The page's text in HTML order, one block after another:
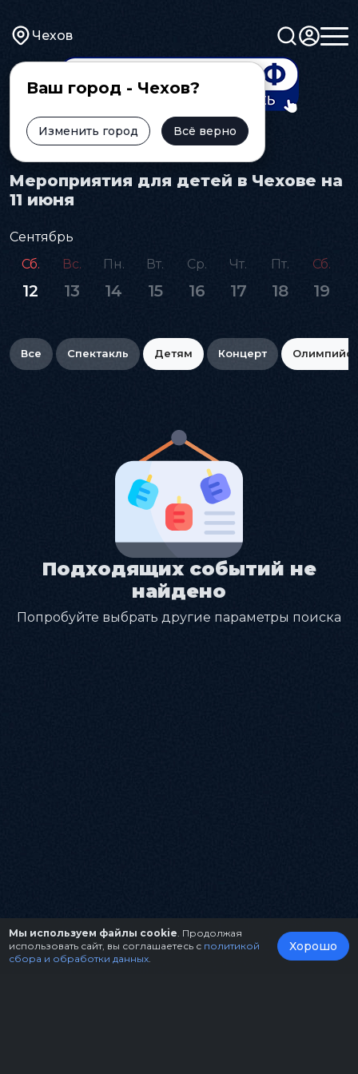
Чехов
Ваш город - Чехов?
Изменить город Всё верно
Главная Афиша Детям
Мероприятия для детей в Чехове на
11 июня
Сентябрь
Сб.
12
Вс.
13
Пн.
14
Вт.
15
Ср.
16
Чт.
17
Пт.
18
Сб.
19
Все Спектакль Детям Концерт
Подходящих событий не
найдено
Попробуйте выбрать другие параметры поиска
Мы используем файлы cookie . Продолжая
использовать сайт, вы соглашаетесь с политикой
сбора и обработки данных
Хорошо